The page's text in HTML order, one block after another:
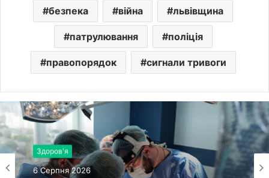
безпека війна львівщина
патрулювання поліція
правопорядок сигнали тривоги
Здоров'я
6 Серпня 2026